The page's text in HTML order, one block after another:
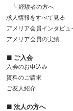
└ 経験者の方へ
求人情報をすべて見る
アメリア会員インタビュ
アメリア会員の実績
■ ご入会
入会のお申込み
資料のご請求
ご友人紹介
■ 法人の方へ